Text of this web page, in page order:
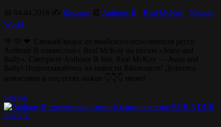
Rastagor Anthony B Real McKoy
Reggae
World
Читать